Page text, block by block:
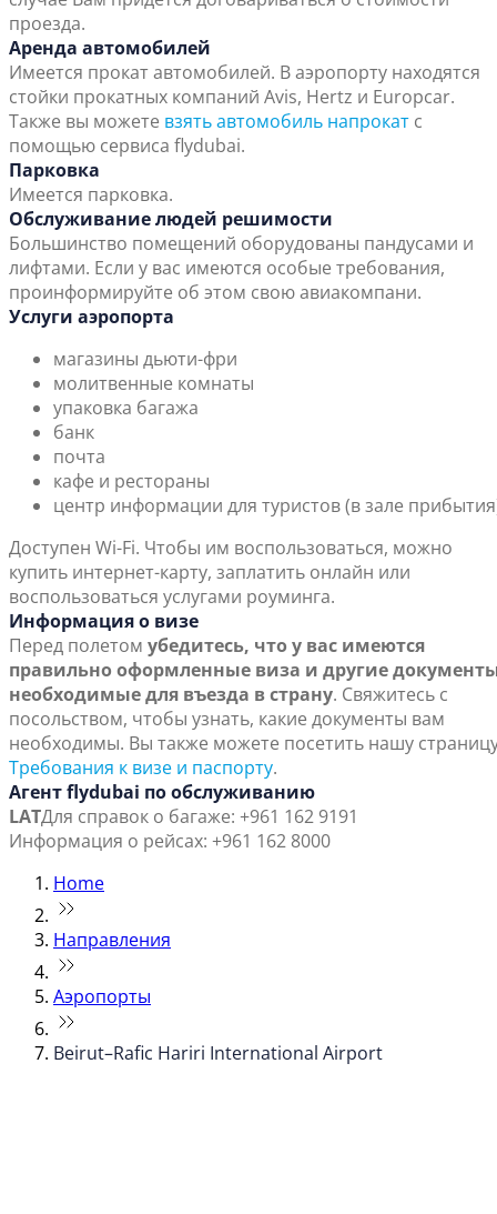
проезда.
Аренда автомобилей
Имеется прокат автомобилей. В аэропорту находятся
стойки прокатных компаний Avis, Hertz и Europcar.
Также вы можете взять автомобиль напрокат с
помощью сервиса flydubai.
Парковка
Имеется парковка.
Обслуживание людей решимости
Большинство помещений оборудованы пандусами и
лифтами. Если у вас имеются особые требования,
проинформируйте об этом свою авиакомпани.
Услуги аэропорта
магазины дьюти-фри
молитвенные комнаты
упаковка багажа
банк
почта
кафе и рестораны
центр информации для туристов (в зале
Доступен Wi-Fi. Чтобы им воспользоваться, можно
купить интернет-карту, заплатить онлайн или
воспользоваться услугами роуминга.
Информация о визе
Перед полетом убедитесь, что у вас имеются
правильно оформленные виза и другие
необходимые для въезда в страну. Свяжитесь с
посольством, чтобы узнать, какие документы вам
необходимы. Вы также можете посетить нашу
Требования к визе и паспорту.
Агент flydubai по обслуживанию
LATДля справок о багаже: +961 162 9191
Информация о рейсах: +961 162 8000
Home
Направления
Аэропорты
Beirut–Rafic Hariri International Airport